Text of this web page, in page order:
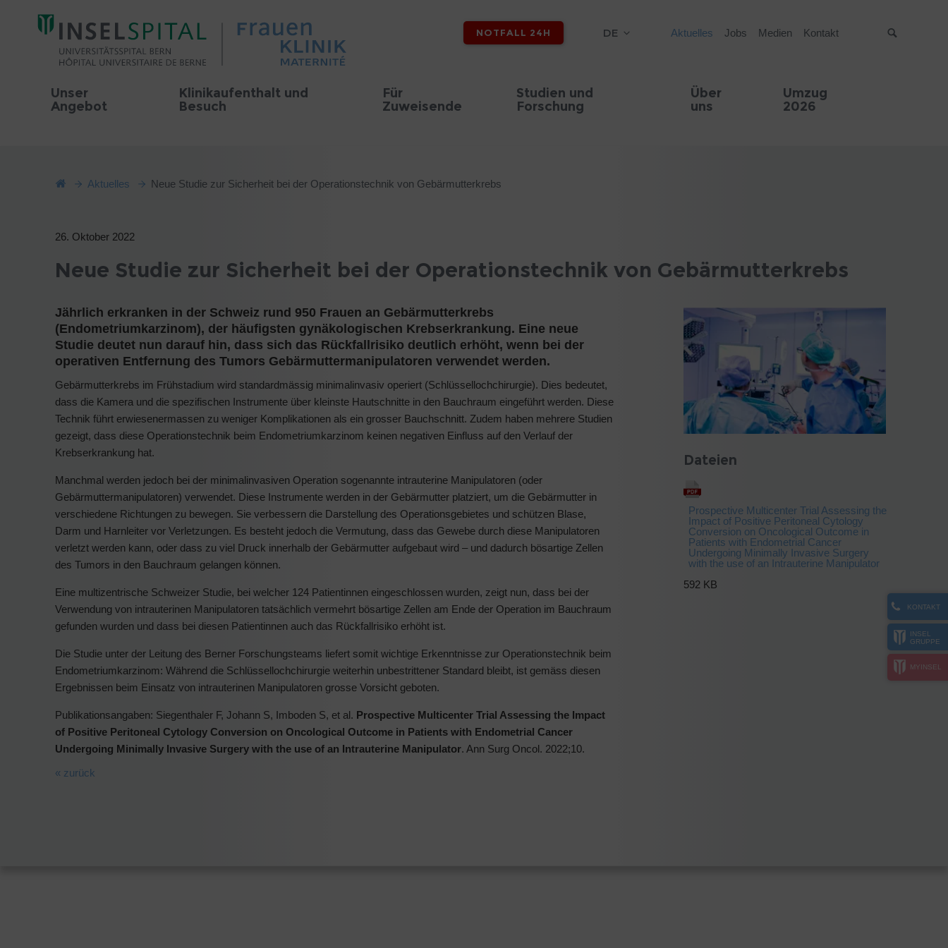
NOTFALL 24H DE Aktuelles Jobs Medien Kontakt
Unser
Angebot
Klinikaufenthalt und
Besuch
Für
Zuweisende
Studien und
Forschung
Über
uns
Umzug
2026
KONTAKT
INSEL
GRUPPE
MYINSEL
Aktuelles Neue Studie zur Sicherheit bei der Operationstechnik von Gebärmutterkrebs
26. Oktober 2022
Neue Studie zur Sicherheit bei der Operationstechnik von Gebärmutterkrebs
Jährlich erkranken in der Schweiz rund 950 Frauen an Gebärmutterkrebs
(Endometriumkarzinom), der häufigsten gynäkologischen Krebserkrankung. Eine neue
Studie deutet nun darauf hin, dass sich das Rückfallrisiko deutlich erhöht, wenn bei der
operativen Entfernung des Tumors Gebärmuttermanipulatoren verwendet werden.
Gebärmutterkrebs im Frühstadium wird standardmässig minimalinvasiv operiert (Schlüssellochchirurgie). Dies bedeutet,
dass die Kamera und die spezifischen Instrumente über kleinste Hautschnitte in den Bauchraum eingeführt werden. Diese
Technik führt erwiesenermassen zu weniger Komplikationen als ein grosser Bauchschnitt. Zudem haben mehrere Studien
gezeigt, dass diese Operationstechnik beim Endometriumkarzinom keinen negativen Einfluss auf den Verlauf der
Krebserkrankung hat.
Manchmal werden jedoch bei der minimalinvasiven Operation sogenannte intrauterine Manipulatoren (oder
Gebärmuttermanipulatoren) verwendet. Diese Instrumente werden in der Gebärmutter platziert, um die Gebärmutter in
verschiedene Richtungen zu bewegen. Sie verbessern die Darstellung des Operationsgebietes und schützen Blase,
Darm und Harnleiter vor Verletzungen. Es besteht jedoch die Vermutung, dass das Gewebe durch diese Manipulatoren
verletzt werden kann, oder dass zu viel Druck innerhalb der Gebärmutter aufgebaut wird – und dadurch bösartige Zellen
des Tumors in den Bauchraum gelangen können.
Eine multizentrische Schweizer Studie, bei welcher 124 Patientinnen eingeschlossen wurden, zeigt nun, dass bei der
Verwendung von intrauterinen Manipulatoren tatsächlich vermehrt bösartige Zellen am Ende der Operation im Bauchraum
gefunden wurden und dass bei diesen Patientinnen auch das Rückfallrisiko erhöht ist.
Die Studie unter der Leitung des Berner Forschungsteams liefert somit wichtige Erkenntnisse zur Operationstechnik beim
Endometriumkarzinom: Während die Schlüssellochchirurgie weiterhin unbestrittener Standard bleibt, ist gemäss diesen
Ergebnissen beim Einsatz von intrauterinen Manipulatoren grosse Vorsicht geboten.
Publikationsangaben: Siegenthaler F, Johann S, Imboden S, et al. Prospective Multicenter Trial Assessing the Impact
of Positive Peritoneal Cytology Conversion on Oncological Outcome in Patients with Endometrial Cancer
Undergoing Minimally Invasive Surgery with the use of an Intrauterine Manipulator. Ann Surg Oncol. 2022;10.
Dateien
Prospective Multicenter Trial Assessing the
Impact of Positive Peritoneal Cytology
Conversion on Oncological Outcome in
Patients with Endometrial Cancer
Undergoing Minimally Invasive Surgery
with the use of an Intrauterine Manipulator
592 KB
« zurück